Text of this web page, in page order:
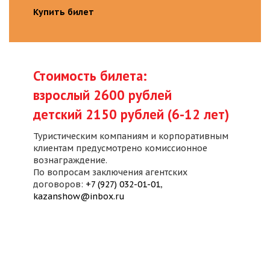
Купить билет
Стоимость билета:
взрослый 2600 рублей
детский 2150 рублей (6-12 лет)
Туристическим компаниям и корпоративным
клиентам предусмотрено комиссионное
вознаграждение.
По вопросам заключения агентских
договоров: +7 (927) 032-01-01,
kazanshow@inbox.ru